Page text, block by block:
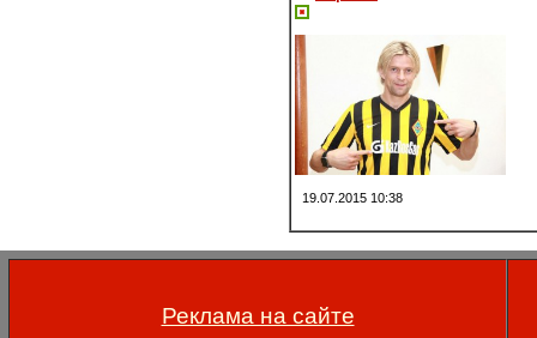
19.07.2015 10:38
Реклама на сайте